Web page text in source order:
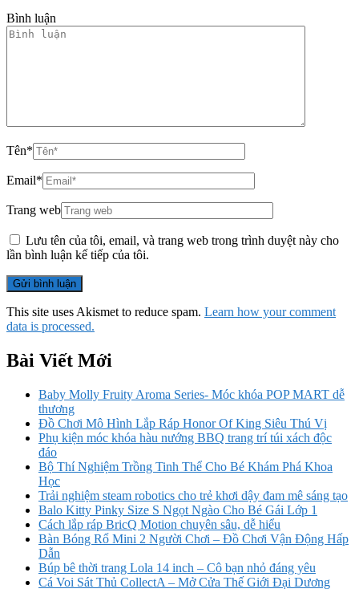
Bình luận
Tên*
Email*
Trang web
Lưu tên của tôi, email, và trang web trong trình duyệt này cho
lần bình luận kế tiếp của tôi.
This site uses Akismet to reduce spam. Learn how your comment
data is processed.
Bài Viết Mới
Baby Molly Fruity Aroma Series- Móc khóa POP MART dễ
thương
Đồ Chơi Mô Hình Lắp Ráp Honor Of King Siêu Thú Vị
Phụ kiện móc khóa hàu nướng BBQ trang trí túi xách độc
đáo
Bộ Thí Nghiệm Trồng Tinh Thể Cho Bé Khám Phá Khoa
Học
Trải nghiệm steam robotics cho trẻ khơi dậy đam mê sáng tạo
Balo Kitty Pinky Size S Ngọt Ngào Cho Bé Gái Lớp 1
Cách lắp ráp BricQ Motion chuyên sâu, dễ hiểu
Bàn Bóng Rổ Mini 2 Người Chơi – Đồ Chơi Vận Động Hấp
Dẫn
Búp bê thời trang Lola 14 inch – Cô bạn nhỏ đáng yêu
Cá Voi Sát Thủ CollectA – Mở Cửa Thế Giới Đại Dương